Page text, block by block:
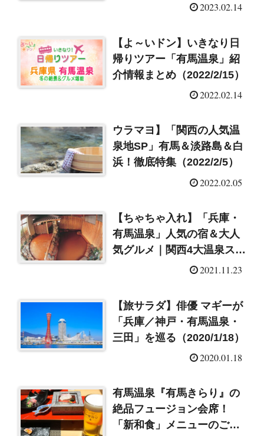
2023.02.14
【よ～いドン】いきなり日
帰りツアー「有馬温泉」紹
介情報まとめ（2022/2/15）
2022.02.14
ウラマヨ】「関西の人気温
泉地SP」有馬＆淡路島＆白
浜！徹底特集（2022/2/5）
2022.02.05
【ちゃちゃ入れ】「兵庫・
有馬温泉」人気の宿＆大人
気グルメ｜関西4大温泉スポ
2021.11.23
【旅サラダ】俳優 マギーが
「兵庫／神戸・有馬温泉・
三田」を巡る（2020/1/18）
2020.01.18
有馬温泉『有馬きらり』の
絶品フュージョン会席！
「新和食」メニューのご紹